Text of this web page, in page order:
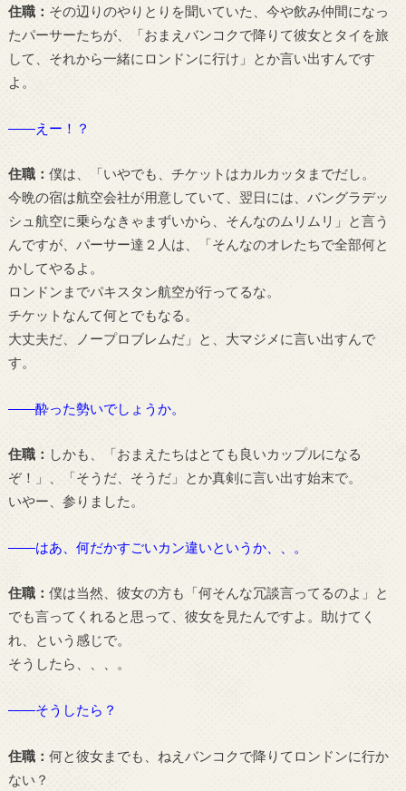
住職： その辺りのやりとりを聞いていた、今や飲み仲間になっ
たパーサーたちが、「おまえバンコクで降りて彼女とタイを旅
して、それから一緒にロンドンに行け」とか言い出すんです
よ。
――えー！？
住職： 僕は、「いやでも、チケットはカルカッタまでだし。
今晩の宿は航空会社が用意していて、翌日には、バングラデッ
シュ航空に乗らなきゃまずいから、そんなのムリムリ」と言う
んですが、パーサー達２人は、「そんなのオレたちで全部何と
かしてやるよ。
ロンドンまでパキスタン航空が行ってるな。
チケットなんて何とでもなる。
大丈夫だ、ノープロブレムだ」と、大マジメに言い出すんで
す。
――酔った勢いでしょうか。
住職： しかも、「おまえたちはとても良いカップルになる
ぞ！」、「そうだ、そうだ」とか真剣に言い出す始末で。
いやー、参りました。
――はあ、何だかすごいカン違いというか、、。
住職： 僕は当然、彼女の方も「何そんな冗談言ってるのよ」と
でも言ってくれると思って、彼女を見たんですよ。助けてく
れ、という感じで。
そうしたら、、、。
――そうしたら？
住職： 何と彼女までも、ねえバンコクで降りてロンドンに行か
ない？